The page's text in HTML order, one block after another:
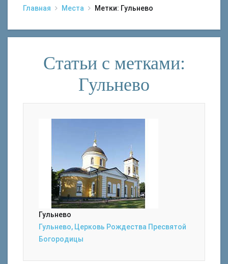
Главная Места Метки: Гульнево
Статьи с метками:
Гульнево
Гульнево
Гульнево, Церковь Рождества Пресвятой
Богородицы